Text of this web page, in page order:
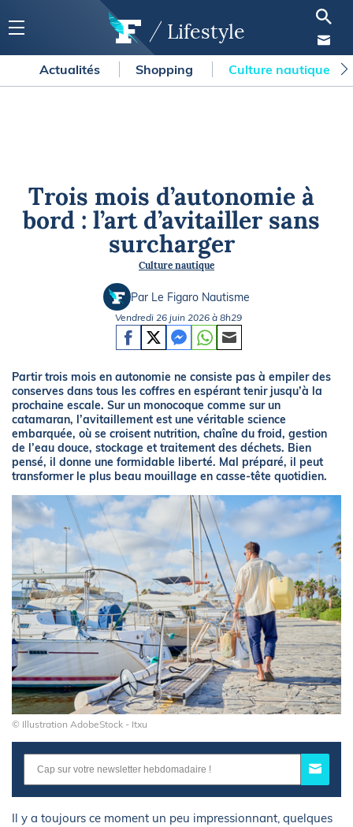
Lifestyle
Actualités Shopping Culture nautique
Trois mois d’autonomie à
bord : l’art d’avitailler sans
surcharger
Culture nautique
Par Le Figaro Nautisme
Vendredi 26 juin 2026 à 8h29
Partir trois mois en autonomie ne consiste pas à empiler des
conserves dans tous les coffres en espérant tenir jusqu’à la
prochaine escale. Sur un monocoque comme sur un
catamaran, l’avitaillement est une véritable science
embarquée, où se croisent nutrition, chaîne du froid, gestion
de l’eau douce, stockage et traitement des déchets. Bien
pensé, il donne une formidable liberté. Mal préparé, il peut
transformer le plus beau mouillage en casse-tête quotidien.
© Illustration AdobeStock - Itxu
Il y a toujours ce moment un peu impressionnant, quelques